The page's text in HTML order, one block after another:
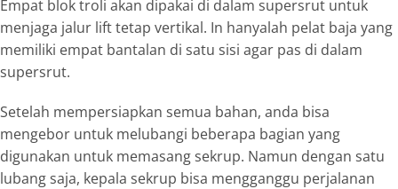
Empat blok troli akan dipakai di dalam supersrut untuk
menjaga jalur lifttetap vertikal. In hanyalah pelat baja yang
memiliki empat bantalan di satu sisi agar pas di dalam
supersrut.
Setelah mempersiapkan semua bahan, anda bisa
mengebor untuk melubangi beberapa bagian yang
digunakan untuk memasang sekrup. Namun dengan satu
lubang saja, kepala sekrup bisa mengganggu perjalanan